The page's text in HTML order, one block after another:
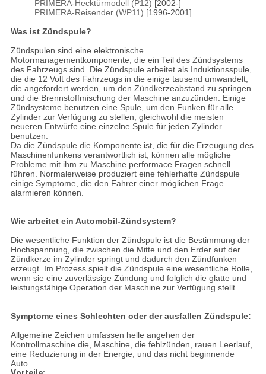
PRIMERA-Hecktürmodell (P12) [2002-]
PRIMERA-Reisender (WP11) [1996-2001]
Was ist Zündspule?
Zündspulen sind eine elektronische
Motormanagementkomponente, die ein Teil des Zündsystems
des Fahrzeugs sind. Die Zündspule arbeitet als Induktionsspule,
die die 12 Volt des Fahrzeugs in die einige tausend umwandelt,
die angefordert werden, um den Zündkerzeabstand zu springen
und die Brennstoffmischung der Maschine anzuzünden. Einige
Zündsysteme benutzen eine Spule, um den Funken für alle
Zylinder zur Verfügung zu stellen, gleichwohl die meisten
neueren Entwürfe eine einzelne Spule für jeden Zylinder
benutzen.
Da die Zündspule die Komponente ist, die für die Erzeugung des
Maschinenfunkens verantwortlich ist, können alle mögliche
Probleme mit ihm zu Maschine performace Fragen schnell
führen. Normalerweise produziert eine fehlerhafte Zündspule
einige Symptome, die den Fahrer einer möglichen Frage
alarmieren können.
Wie arbeitet ein Automobil-Zündsystem?
Die wesentliche Funktion der Zündspule ist die Bestimmung der
Hochspannung, die zwischen die Mitte und den Erder auf der
Zündkerze im Zylinder springt und dadurch den Zündfunken
erzeugt. Im Prozess spielt die Zündspule eine wesentliche Rolle,
wenn sie eine zuverlässige Zündung und folglich die glatte und
leistungsfähige Operation der Maschine zur Verfügung stellt.
Symptome eines Schlechten oder der ausfallen Zündspule:
Allgemeine Zeichen umfassen helle angehen der
Kontrollmaschine die, Maschine, die fehlzünden, rauen Leerlauf,
eine Reduzierung in der Energie, und das nicht beginnende
Auto.